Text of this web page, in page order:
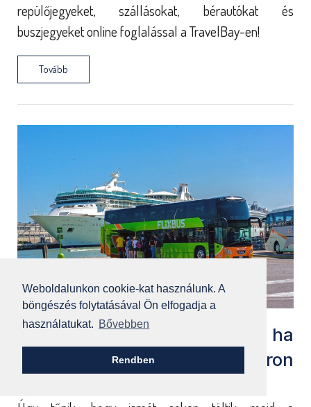
Weboldalunkon cookie-kat használunk. A
böngészés folytatásával Ön elfogadja a
használatukat. Bővebben
Rendben
repülőjegyeket, szállásokat, bérautókat és
buszjegyeket online foglalással a TravelBay-en!
Tovább
Ne késlekedj a foglalással, ha
zöld busszal utaznál nyáron